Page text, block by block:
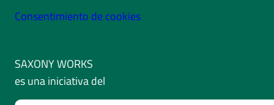
Consentimiento de cookies
SAXONY WORKS
es una iniciativa del